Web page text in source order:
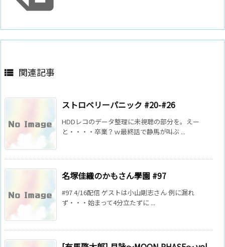
 関連記事
ストロベリーパニック #20-#26
HDDレコのデータ整理に未視聴の部分を。えー
と・・・・卒業？ｗ最終話で静馬が叫ぶ ...
名塚佳織のかもさん學園 #97
#97 4/16配信 ゲストは小山剛志さん 例に漏れ
ず・・・始まって4分立たずに ...